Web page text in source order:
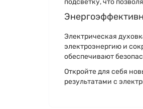
подсветку, что
Электрическая
электроэнергию и
обеспечивают
Откройте для себя
результатами с